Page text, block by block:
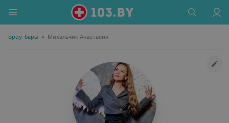
Броу-бары • Михальчик Анастасия